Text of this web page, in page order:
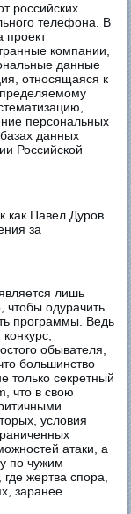
российских
телефона. В
проект
компании,
данные
относящаяся к
персональных
данных
Российской
как Павел Дуров
за
лишь
чтобы одурачить
программы. Ведь
обывателя,
большинство
только секретный
что в свою
условия
атаки, а
по чужим
жертва спора,
заранее